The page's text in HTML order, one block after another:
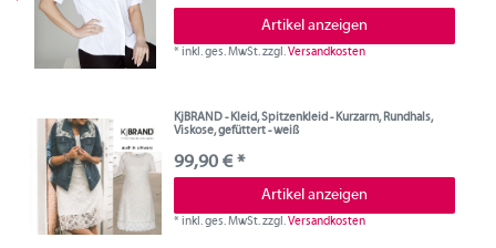
Artikel anzeigen
*inkl. ges. MwSt.zzgl.Versandkosten
KjBRAND - Kleid, Spitzenkleid - Kurzarm, Rundhals,
Viskose, gefüttert - weiß
99,90 € *
Artikel anzeigen
*inkl. ges. MwSt.zzgl.Versandkosten